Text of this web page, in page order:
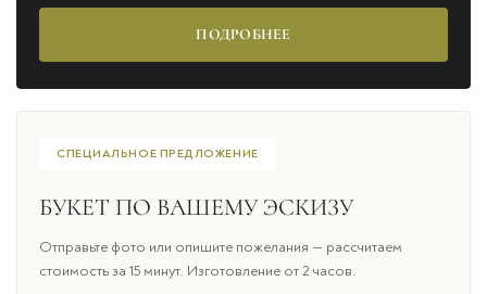
ПОДРОБНЕЕ
СПЕЦИАЛЬНОЕ ПРЕДЛОЖЕНИЕ
БУКЕТ ПО ВАШЕМУ ЭСКИЗУ
Отправьте фото или опишите пожелания — рассчитаем
стоимость за 15 минут. Изготовление от 2 часов.